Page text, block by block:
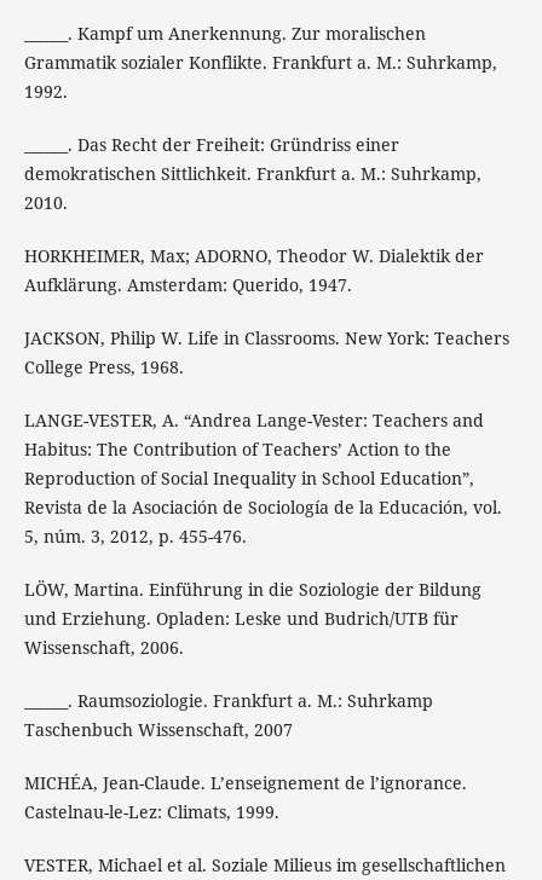
______. Kampf um Anerkennung. Zur moralischen
Grammatik sozialer Konflikte. Frankfurt a. M.: Suhrkamp,
1992.
______. Das Recht der Freiheit: Gründriss einer
demokratischen Sittlichkeit. Frankfurt a. M.: Suhrkamp,
2010.
HORKHEIMER, Max; ADORNO, Theodor W. Dialektik der
Aufklärung. Amsterdam: Querido, 1947.
JACKSON, Philip W. Life in Classrooms. New York: Teachers
College Press, 1968.
LANGE-VESTER, A. “Andrea Lange-Vester: Teachers and
Habitus: The Contribution of Teachers’ Action to the
Reproduction of Social Inequality in School Education”,
Revista de la Asociación de Sociología de la Educación, vol.
5, núm. 3, 2012, p. 455-476.
LÖW, Martina. Einführung in die Soziologie der Bildung
und Erziehung. Opladen: Leske und Budrich/UTB für
Wissenschaft, 2006.
______. Raumsoziologie. Frankfurt a. M.: Suhrkamp
Taschenbuch Wissenschaft, 2007
MICHÉA, Jean-Claude. L’enseignement de l’ignorance.
Castelnau-le-Lez: Climats, 1999.
VESTER, Michael et al. Soziale Milieus im gesellschaftlichen